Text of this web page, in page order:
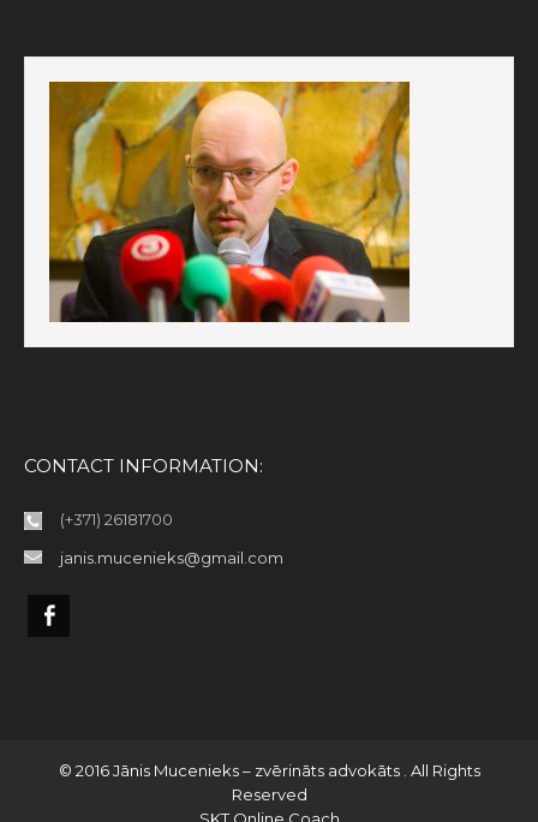
CONTACT INFORMATION:
(+371) 26181700
janis.mucenieks@gmail.com
© 2016 Jānis Mucenieks – zvērināts advokāts . All Rights
Reserved